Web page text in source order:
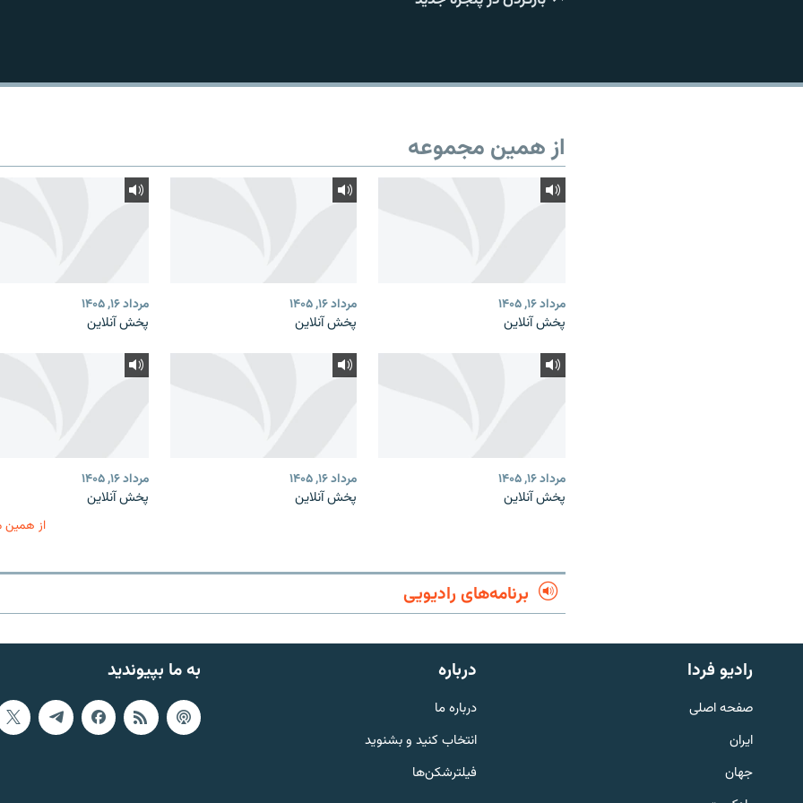
English
به ما بپیوندید
از همین مجموعه
مرداد ۱۶, ۱۴۰۵
پخش آنلاین
مرداد ۱۶, ۱۴۰۵
پخش آنلاین
مرداد ۱۶, ۱۴۰۵
پخش آنلاین
مرداد ۱۶, ۱۴۰۵
پخش آنلاین
مرداد ۱۶, ۱۴۰۵
پخش آنلاین
مرداد ۱۶, ۱۴۰۵
پخش آنلاین
از همین
برنامه‌های رادیویی
به ما بپیوندید رادیو فردا
صفحه اصلی
ایران
جهان
درباره
درباره ما
انتخاب کنید و بشنوید
فیلترشکن‌ها